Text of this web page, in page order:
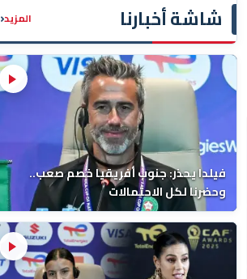
شاشة أخبارنا المزيد‹
فيلدا يحذر: جنوب أفريقيا خصم صعب..
وحضرنا لكل الاحتمالات